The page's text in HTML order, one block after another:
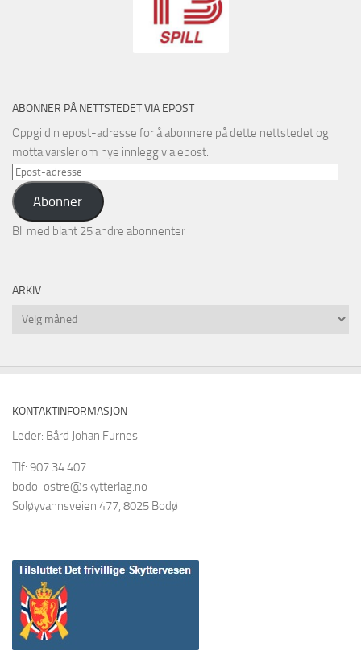
ABONNER PÅ NETTSTEDET VIA EPOST
Oppgi din epost-adresse for å abonnere på dette nettstedet og
motta varsler om nye innlegg via epost.
Epost-
adresse
Abonner
Bli med blant 25 andre abonnenter
ARKIV
Arkiv
KONTAKTINFORMASJON
Leder: Bård Johan Furnes
Tlf: 907 34 407
bodo-ostre@skytterlag.no
Soløyvannsveien 477, 8025 Bodø